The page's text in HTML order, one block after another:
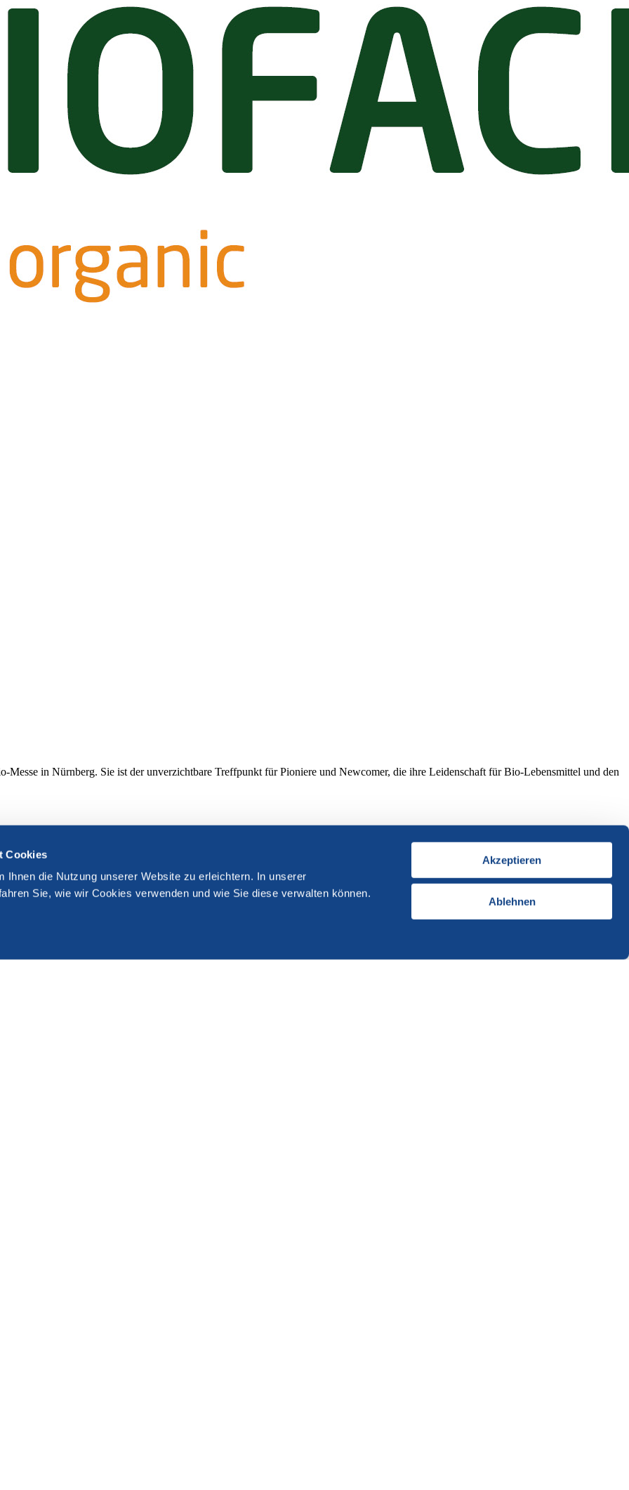
Cookies
Ihnen die Nutzung unserer Website zu erleichtern. In unserer
Sie, wie wir Cookies verwenden und wie Sie diese verwalten können.
Akzeptieren
Ablehnen
in Nürnberg. Sie ist der unverzichtbare Treffpunkt für Pioniere und Newcomer, die ihre Leidenschaft für Bio-Lebensmittel und den